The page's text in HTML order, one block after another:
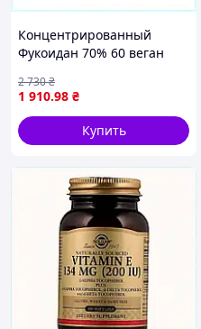
Концентрированный
Фукоидан 70% 60 веган
1 910.98 ₴
2 730₴
Купить